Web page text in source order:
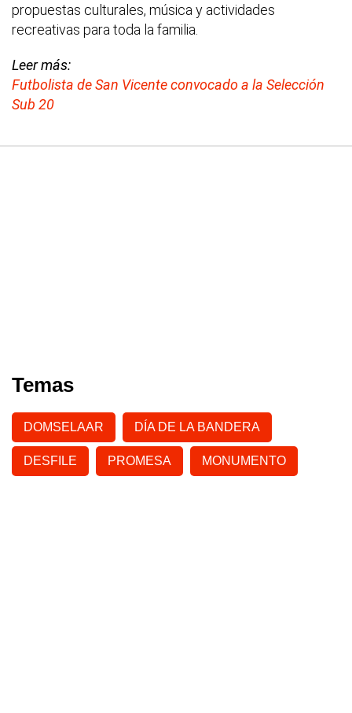
propuestas culturales, música y actividades
recreativas para toda la familia.
Leer más:
Futbolista de San Vicente convocado a la Selección
Sub 20
Temas
DOMSELAAR DÍA DE LA BANDERA
DESFILE PROMESA MONUMENTO